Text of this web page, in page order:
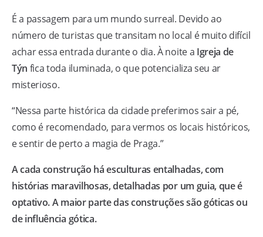
É a passagem para um mundo surreal. Devido ao
número de turistas que transitam no local é muito difícil
achar essa entrada durante o dia. À noite a Igreja de
Týn fica toda iluminada, o que potencializa seu ar
misterioso.
“Nessa parte histórica da cidade preferimos sair a pé,
como é recomendado, para vermos os locais históricos,
e sentir de perto a magia de Praga.”
A cada construção há esculturas entalhadas, com
histórias maravilhosas, detalhadas por um guia, que é
optativo. A maior parte das construções são góticas ou
de influência gótica.